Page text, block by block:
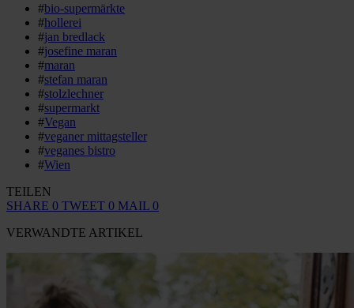
#bio-supermärkte
#hollerei
#jan bredlack
#josefine maran
#maran
#stefan maran
#stolzlechner
#supermarkt
#Vegan
#veganer mittagsteller
#veganes bistro
#Wien
TEILEN
SHARE 0 TWEET 0 MAIL 0
VERWANDTE ARTIKEL